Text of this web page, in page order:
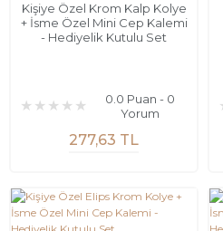
Kişiye Özel Krom Kalp Kolye
+ İsme Özel Mini Cep Kalemi
- Hediyelik Kutulu Set
0.0 Puan - 0
Yorum
277,63 TL